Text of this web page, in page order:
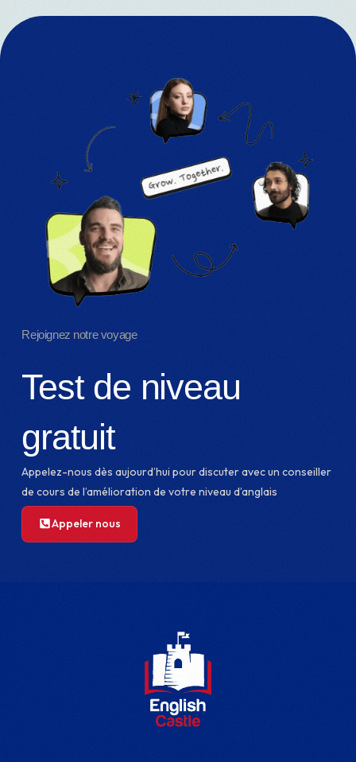
Rejoignez notre voyage
Test de niveau
gratuit
Appelez-nous dès aujourd’hui pour discuter avec un conseiller
de cours de l’amélioration de votre niveau d’anglais
Appeler nous